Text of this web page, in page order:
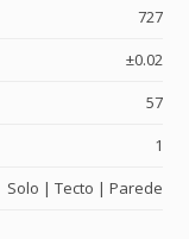
727
±0.02
57
1
Solo | Tecto | Parede